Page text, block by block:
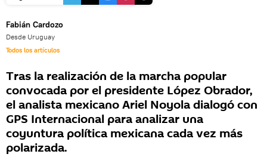
Fabián Cardozo
Desde Uruguay
Todos los artículos
Tras la realización de la marcha popular
convocada por el presidente López Obrador,
el analista mexicano Ariel Noyola dialogó con
GPS Internacional para analizar una
coyuntura política mexicana cada vez más
polarizada.